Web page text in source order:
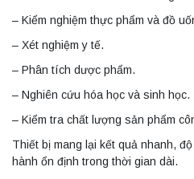
– Kiểm nghiệm thực phẩm và đồ
– Xét nghiệm y tế.
– Phân tích dược phẩm.
– Nghiên cứu hóa học và sinh học.
– Kiểm tra chất lượng sản phẩm
Thiết bị mang lại kết quả nhanh,
hành ổn định trong thời gian dài.